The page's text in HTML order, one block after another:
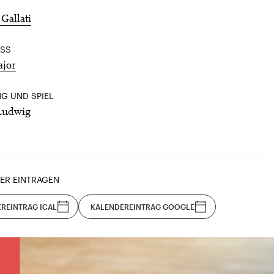
UND SPIEL
EINTRAGEN
ICAL KALENDEREINTRAG GOOGLE